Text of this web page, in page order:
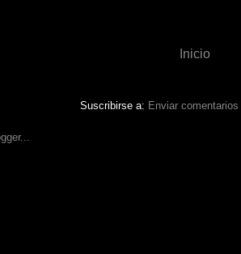
Inicio
Suscribirse a: Enviar